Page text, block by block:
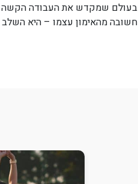
בעולם שמקדש את העבודה הקשה
חשובה מהאימון עצמו – היא